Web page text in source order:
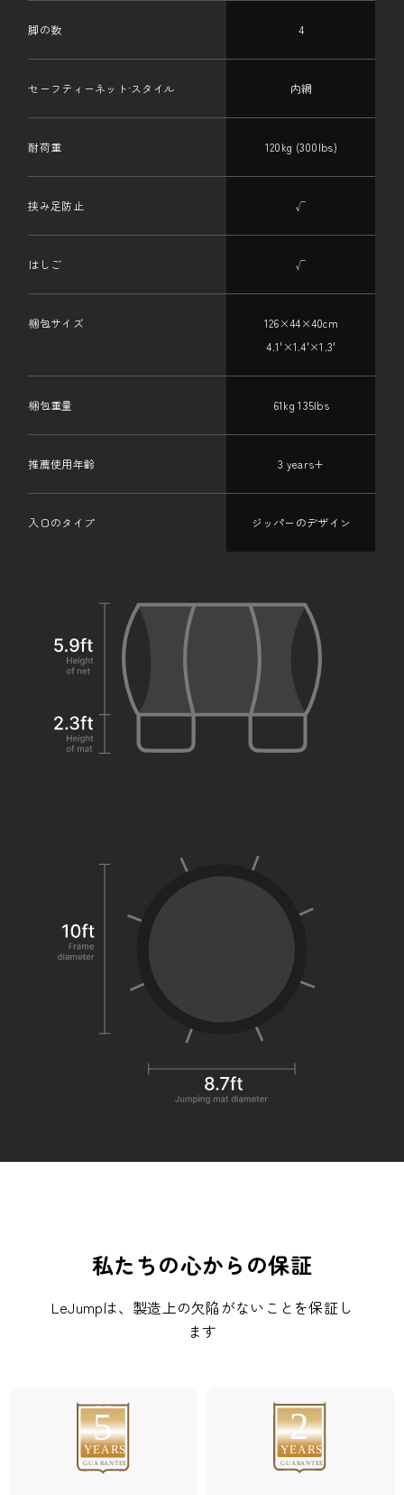
脚の数 4
セーフティーネット·スタイル 内網
耐荷重 120kg (300lbs)
挟み足防止 √
はしご √
梱包サイズ
126×44×40cm
4.1'×1.4'×1.3'
梱包重量 61kg 135lbs
推薦使用年齢 3 years+
入口のタイプ ジッパーのデザイン
私たちの心からの保証
LeJumpは、製造上の欠陥がないことを保証し
ます
5
YEARS
GUARANTEE
2
YEARS
GUARANTEE